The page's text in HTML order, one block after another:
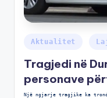
Aktualitet
Tragjedi në
personave
Një ngjarje tragjike ka